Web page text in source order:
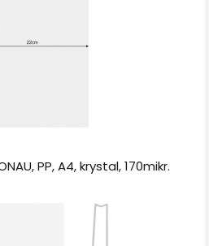
PP, A4, krystal, 170mikr.